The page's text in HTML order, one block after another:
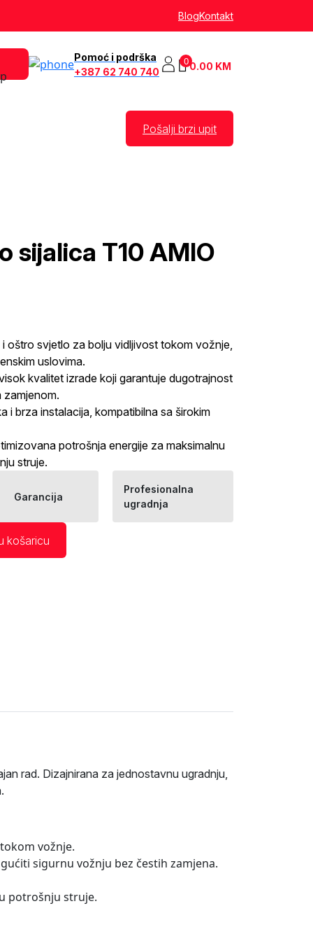
BlogKontakt
Pomoć i podrška
+387 62 740 740
0.00 KM
0
Pošalji brzi upit
sijalica T10 AMIO
oštro svjetlo za bolju vidljivost tokom vožnje,
uslovima.
kvalitet izrade koji garantuje dugotrajnost
zamjenom.
i brza instalacija, kompatibilna sa širokim
potrošnja energije za maksimalnu
struje.
Garancija
Profesionalna
ugradnja
košaricu
rad. Dizajnirana za jednostavnu ugradnju,
vožnje.
sigurnu vožnju bez čestih zamjena.
potrošnju struje.